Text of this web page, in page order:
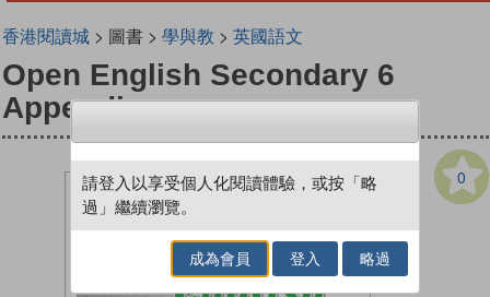
香港閱讀城> 圖書 > 學與教 > 英國語文
Open English Secondary 6
Appendices
0
請登入以享受個人化閱讀體驗，或按「略
過」繼續瀏覽。
成為會員 登入 略過